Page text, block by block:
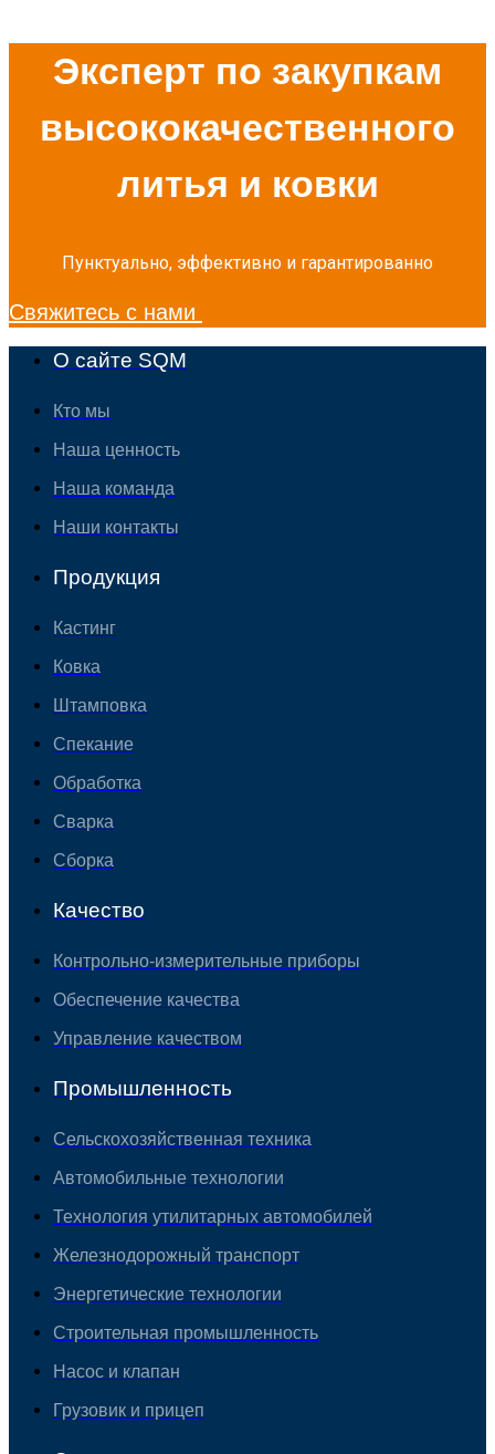
Эксперт по закупкам
высококачественного
литья и ковки
Пунктуально, эффективно и гарантированно
Свяжитесь с нами
О сайте SQM
Кто мы
Наша ценность
Наша команда
Наши контакты
Продукция
Кастинг
Ковка
Штамповка
Спекание
Обработка
Сварка
Сборка
Качество
Контрольно-измерительные приборы
Обеспечение качества
Управление качеством
Промышленность
Сельскохозяйственная техника
Автомобильные технологии
Технология утилитарных автомобилей
Железнодорожный транспорт
Энергетические технологии
Строительная промышленность
Насос и клапан
Грузовик и прицеп